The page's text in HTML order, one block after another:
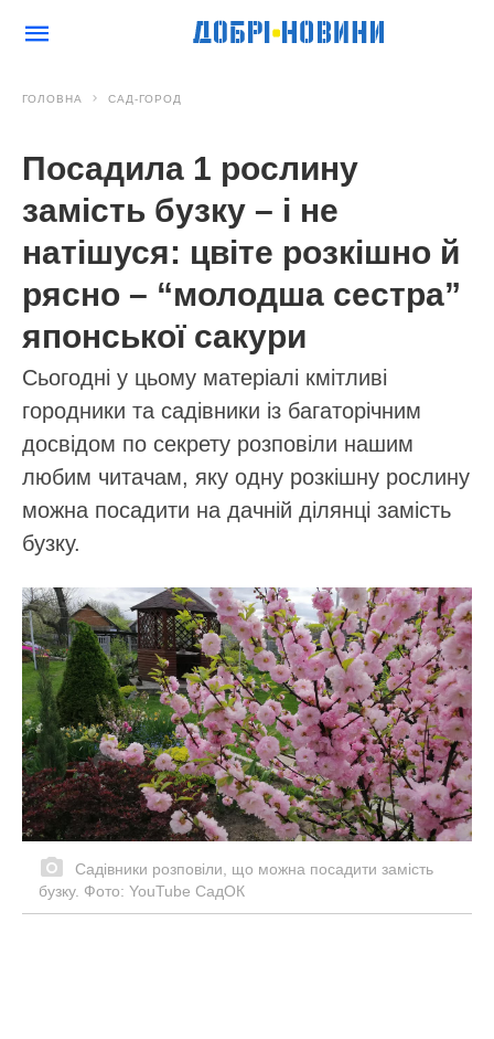
ГОЛОВНА САД-ГОРОД
Посадила 1 рослину
замість бузку – і не
натішуся: цвіте розкішно й
рясно – “молодша сестра”
японської сакури
Сьогодні у цьому матеріалі кмітливі
городники та садівники із багаторічним
досвідом по секрету розповіли нашим
любим читачам, яку одну розкішну рослину
можна посадити на дачній ділянці замість
бузку.
Садівники розповіли, що можна посадити замість
бузку. Фото: YouTube СадОК